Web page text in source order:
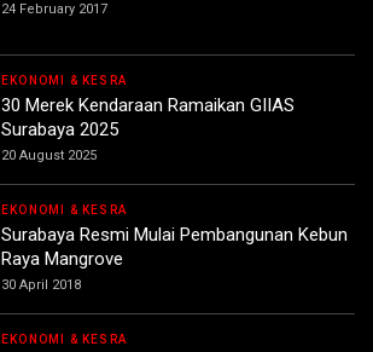
24 February 2017
EKONOMI & KESRA
30 Merek Kendaraan Ramaikan GIIAS
Surabaya 2025
20 August 2025
EKONOMI & KESRA
Surabaya Resmi Mulai Pembangunan Kebun
Raya Mangrove
30 April 2018
EKONOMI & KESRA